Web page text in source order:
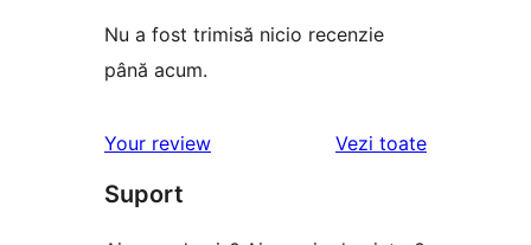
Nu a fost trimisă nicio recenzie
până acum.
Your review Vezi toaterecenziile
Suport